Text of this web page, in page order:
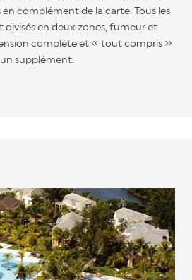
complément de la carte. Tous les
divisés en deux zones, fumeur et
complète et « tout compris »
supplément.